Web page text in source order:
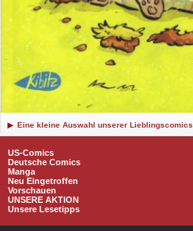
Eine kleine Auswahl unserer Lieblingscomics
US-Comics
Deutsche Comics
Manga
Neu Eingetroffen
Vorschauen
UNSERE AKTION
Unsere Lesetipps